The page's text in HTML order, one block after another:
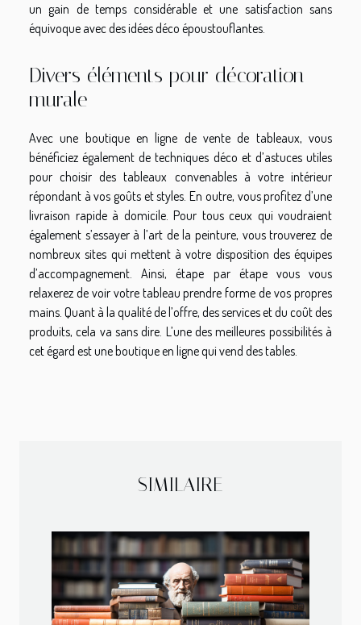
un gain de temps considérable et une satisfaction sans
équivoque avec des idées déco époustouflantes.
Divers éléments pour décoration
murale
Avec une boutique en ligne de vente de tableaux, vous
bénéficiez également de techniques déco et d’astuces utiles
pour choisir des tableaux convenables à votre intérieur
répondant à vos goûts et styles. En outre, vous profitez d’une
livraison rapide à domicile. Pour tous ceux qui voudraient
également s’essayer à l’art de la peinture, vous trouverez de
nombreux sites qui mettent à votre disposition des équipes
d’accompagnement. Ainsi, étape par étape vous vous
relaxerez de voir votre tableau prendre forme de vos propres
mains. Quant à la qualité de l’offre, des services et du coût des
produits, cela va sans dire. L’une des meilleures possibilités à
cet égard est une boutique en ligne qui vend des tables.
SIMILAIRE